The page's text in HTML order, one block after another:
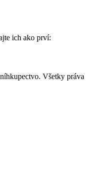
ich ako prví:
Všetky práva